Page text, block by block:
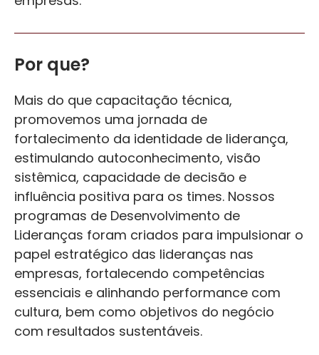
Por que?
Mais do que capacitação técnica,
promovemos uma jornada de
fortalecimento da identidade de liderança,
estimulando autoconhecimento, visão
sistêmica, capacidade de decisão e
influência positiva para os times. Nossos
programas de Desenvolvimento de
Lideranças foram criados para impulsionar o
papel estratégico das lideranças nas
empresas, fortalecendo competências
essenciais e alinhando performance com
cultura, bem como objetivos do negócio
com resultados sustentáveis.